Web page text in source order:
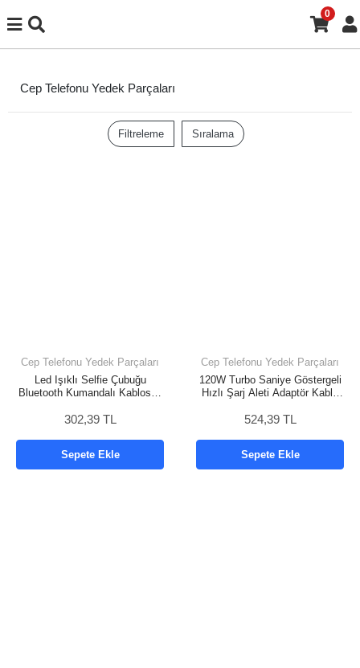
0
Cep Telefonu Yedek Parçaları
Filtreleme Sıralama
Cep Telefonu Yedek Parçaları
Led Işıklı Selfie Çubuğu
Bluetooth Kumandalı Kablosuz
Stick
302,39 TL
Sepete Ekle
Cep Telefonu Yedek Parçaları
120W Turbo Saniye Göstergeli
Hızlı Şarj Aleti Adaptör Kablo
524,39 TL
Sepete Ekle